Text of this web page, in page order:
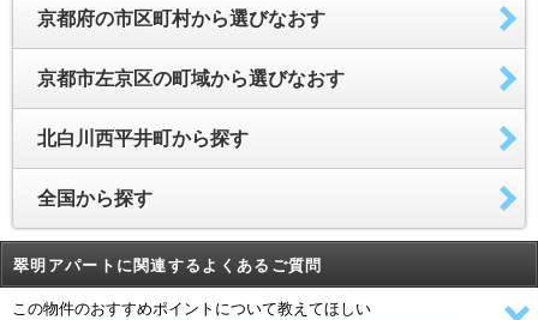
京都府の市区町村から選びなおす
京都市左京区の町域から選びなおす
北白川西平井町から探す
全国から探す
翠明アパートに関連するよくあるご質問
この物件のおすすめポイントについて教えてほしい